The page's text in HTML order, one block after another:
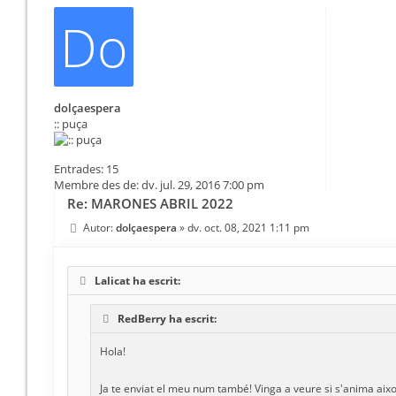
Do
dolçaespera
:: puça
Entrades: 15
Membre des de:dv. jul. 29, 2016 7:00 pm
Re: MARONES ABRIL 2022
Autor:dolçaespera »dv. oct. 08, 2021 1:11 pm
Lalicat ha escrit:
RedBerry ha escrit:
Hola!
Ja te enviat el meu num també! Vinga a veure si s'anima